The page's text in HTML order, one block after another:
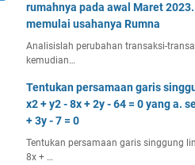
rumahnya pada awal Maret
memulai usahanya Rumna
Analisislah perubahan transaksi-
kemudian…
Tentukan persamaan garis
x2 + y2 - 8x + 2y - 64 = 0 yang a.
+ 3y - 7 = 0
Tentukan persamaan garis singgung
8x + …